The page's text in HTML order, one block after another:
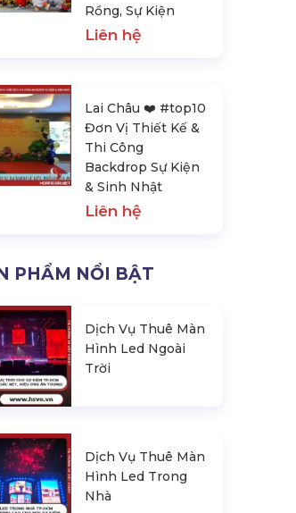
Cung
Sự
Lai Châu ❤️️ #top10 Đơn Vị Thiết
Kế & Thi Công Backdrop Sự Kiện
Liên hệ
Rồng, Sự Kiện
Liên hệ
Lai Châu ❤️️ #top10
Đơn Vị Thiết Kế &
Thi Công
Backdrop Sự Kiện
& Sinh Nhật
Liên hệ
PHẨM NỔI BẬT
Dịch Vụ Thuê Màn
Hình Led Ngoài
Trời
Dịch Vụ Thuê Màn
Hình Led Trong
Nhà